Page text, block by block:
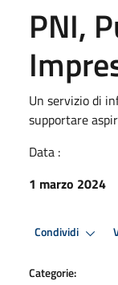
PNI,
Un servizio di
supportare
Data :
1 marzo 2024
Condividi
Categorie: